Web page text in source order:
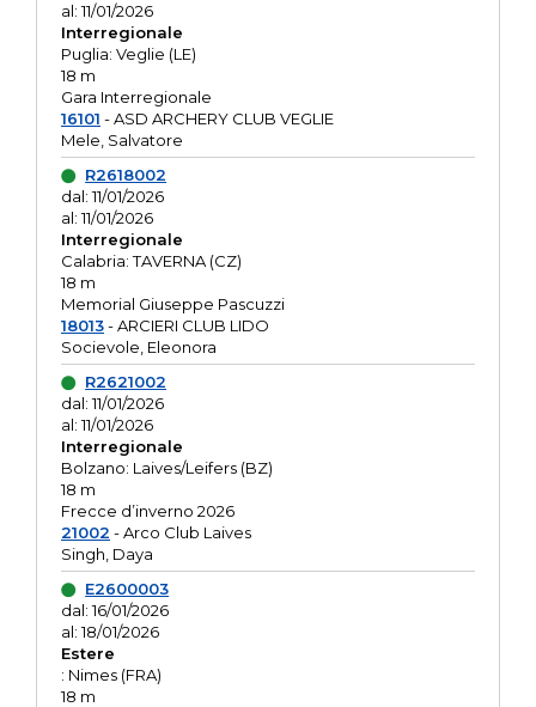
al: 11/01/2026
Interregionale
Puglia: Veglie (LE)
18 m
Gara Interregionale
16101 - ASD ARCHERY CLUB VEGLIE
Mele, Salvatore
R2618002
dal: 11/01/2026
al: 11/01/2026
Interregionale
Calabria: TAVERNA (CZ)
18 m
Memorial Giuseppe Pascuzzi
18013- ARCIERI CLUB LIDO
Socievole, Eleonora
R2621002
dal: 11/01/2026
al: 11/01/2026
Interregionale
Bolzano: Laives/Leifers (BZ)
18 m
Frecce d’inverno 2026
21002 - Arco Club Laives
Singh, Daya
E2600003
dal: 16/01/2026
al: 18/01/2026
Estere
: Nimes (FRA)
18 m